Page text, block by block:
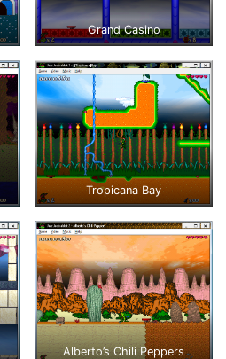
Grand Casino
Tropicana Bay
Alberto’s Chili Peppers